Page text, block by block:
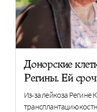
Донорские
Регины. Ей
Из-за лейкоза Регине
трансплантацию